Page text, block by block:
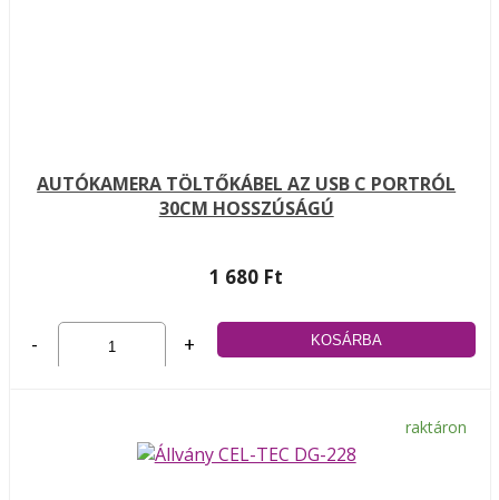
AUTÓKAMERA TÖLTŐKÁBEL AZ USB C PORTRÓL
30CM HOSSZÚSÁGÚ
1 680 Ft
- +
raktáron